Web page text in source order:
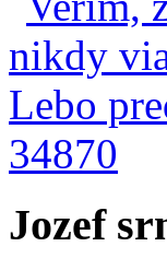
34870
Jozef